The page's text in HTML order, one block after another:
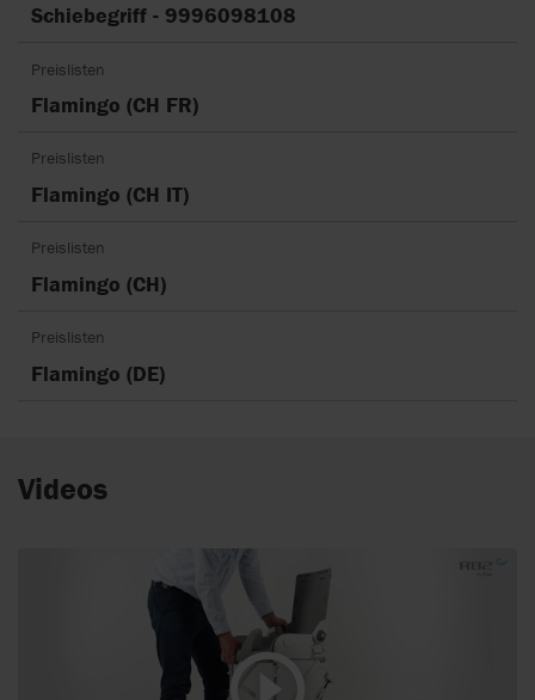
Schiebegriff - 9996098108
Preislisten
Flamingo (CH FR)
Preislisten
Flamingo (CH IT)
Preislisten
Flamingo (CH)
Preislisten
Flamingo (DE)
Videos